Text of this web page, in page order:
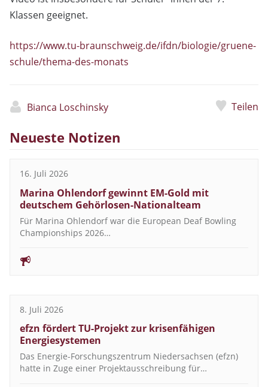
Klassen geeignet.
https://www.tu-braunschweig.de/ifdn/biologie/gruene-
schule/thema-des-monats
Bianca Loschinsky Teilen
Neueste Notizen
16. Juli 2026
Marina Ohlendorf gewinnt EM-Gold mit
deutschem Gehörlosen-Nationalteam
Für Marina Ohlendorf war die European Deaf Bowling
Championships 2026…
8. Juli 2026
efzn fördert TU-Projekt zur krisenfähigen
Energiesystemen
Das Energie-Forschungszentrum Niedersachsen (efzn)
hatte in Zuge einer Projektausschreibung für…